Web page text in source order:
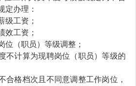
定办理：
级工资；
效工资；
位（职员）等级调整；
不计算为现聘岗位（职员）等级的
合格档次且不同意调整工作岗位，